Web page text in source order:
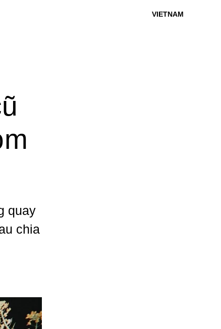
VIETNAM
quay
chia